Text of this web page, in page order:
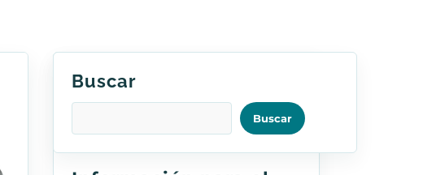
Buscar
Buscar